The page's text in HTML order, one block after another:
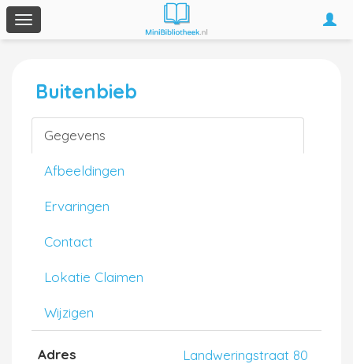
Toggle
navigation
Buitenbieb
Gegevens
Afbeeldingen
Ervaringen
Contact
Lokatie Claimen
Wijzigen
Adres
Landweringstraat 80